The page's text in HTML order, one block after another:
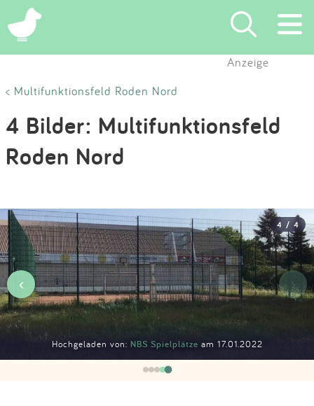
×
Suchen
Eintragen
Blog
Partner
Kontakt
Impressum
Anmelden
Anzeige
< Multifunktionsfeld Roden Nord
4 Bilder: Multifunktionsfeld
Roden Nord
Hochgeladen von: NBS Spielplätze am 17.01.2022
4 / 4
‹ ›